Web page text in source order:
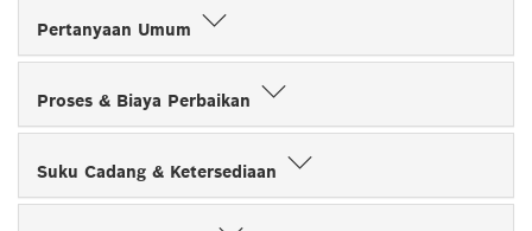
Pertanyaan Umum
Proses & Biaya Perbaikan
Suku Cadang & Ketersediaan